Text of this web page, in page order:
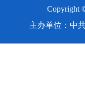
Copyright
主办单位：中